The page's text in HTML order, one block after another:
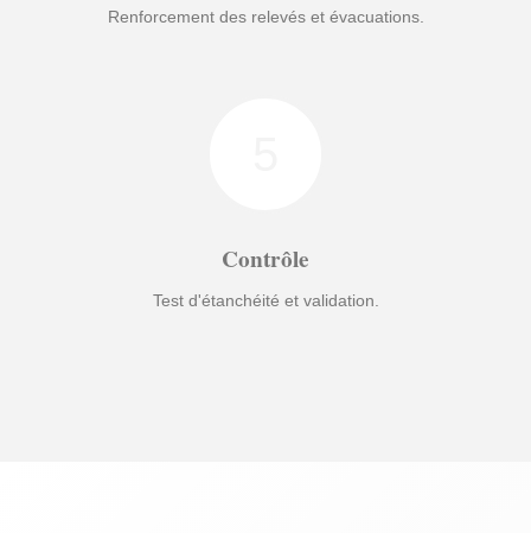
Renforcement des relevés et évacuations.
Contrôle
Test d'étanchéité et validation.